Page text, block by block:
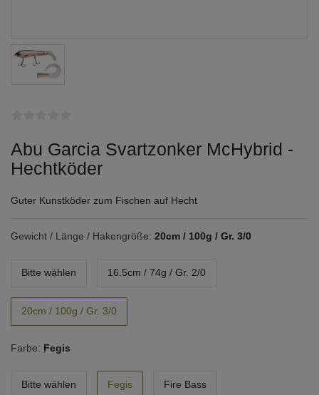
Abu Garcia Svartzonker McHybrid -
Hechtköder
Guter Kunstköder zum Fischen auf Hecht
Gewicht / Länge / Hakengröße: 20cm / 100g / Gr. 3/0
Bitte wählen 16.5cm / 74g / Gr. 2/0
20cm / 100g / Gr. 3/0
Farbe: Fegis
Bitte wählen Fegis Fire Bass